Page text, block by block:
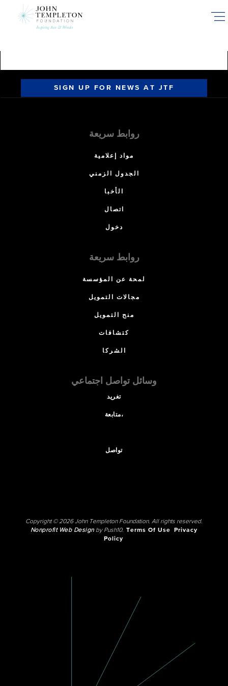
SIGN UP FOR NEWS AT JTF
روابط سريعة
مواد إعلامية
الجدول الزمني
الأخبا
اتصال
دخول
روابط سريعة
لمحة عن المؤسسة
مجالات التمويل
منح التمويل
كتشافات
الشركا
وسائل تواصل اجتماعي
تغريد
متابعة،
تواصل
Copyright © 2026 John Templeton Foundation. All rights reserved.
Nonprofit Web Designby Push10. Terms Of Use
Privacy
Policy